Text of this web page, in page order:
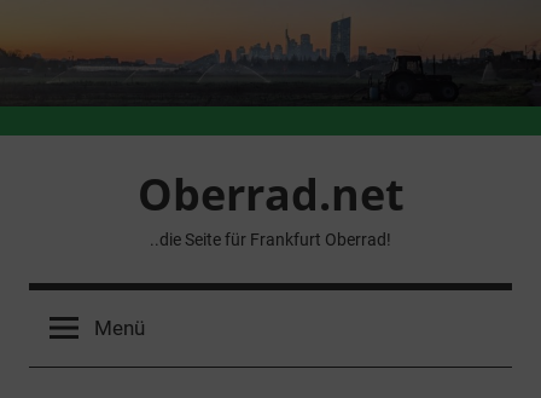
Inhalt
springen
Oberrad.net
..die Seite für Frankfurt Oberrad!
Menü